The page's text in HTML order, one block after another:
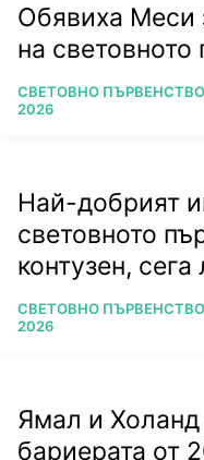
Обявиха Меси
на световното
ПОВЕЧЕ ОТ
СВЕТОВНО
2026
Най-добрият
световното
контузен,
ПОВЕЧЕ ОТ
СВЕТОВНО
2026
Ямал и Холанд
бариерата от